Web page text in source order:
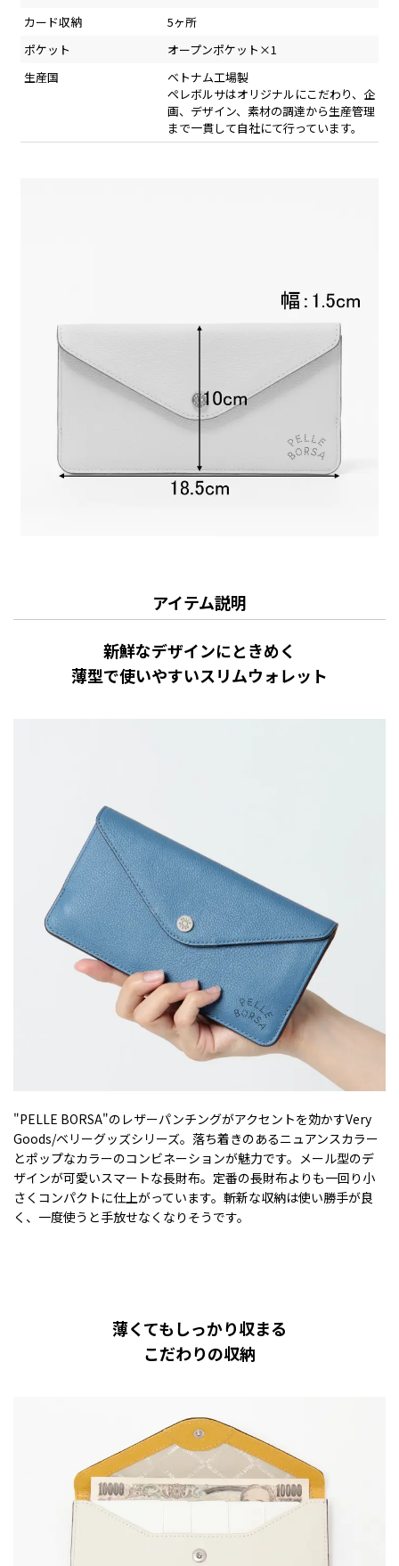
カード収納
5ヶ所
ポケット
オープンポケット×1
生産国
ベトナム工場製
ペレボルサはオリジナルにこだわり、企
画、デザイン、素材の調達から生産管理
まで一貫して自社にて行っています。
アイテム説明
新鮮なデザインにときめく
薄型で使いやすいスリムウォレット
"PELLE BORSA"のレザーパンチングがアクセントを効かすVery
Goods/ベリーグッズシリーズ。落ち着きのあるニュアンスカラー
とポップなカラーのコンビネーションが魅力です。メール型のデ
ザインが可愛いスマートな長財布。定番の長財布よりも一回り小
さくコンパクトに仕上がっています。斬新な収納は使い勝手が良
く、一度使うと手放せなくなりそうです。
薄くてもしっかり収まる
こだわりの収納